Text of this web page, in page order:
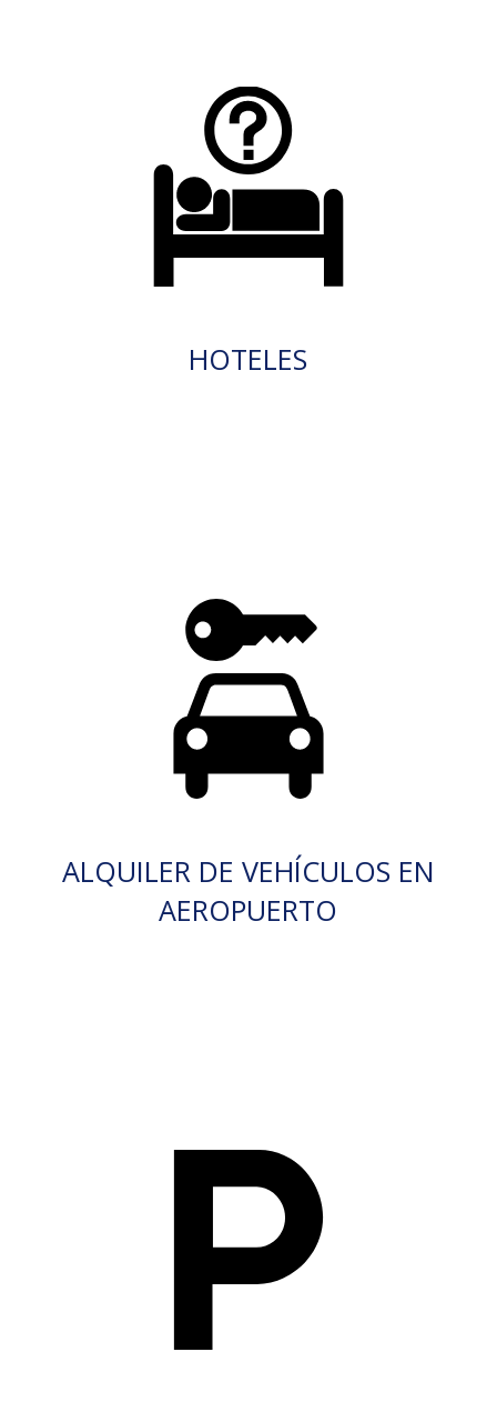
HOTELES
ALQUILER DE VEHÍCULOS EN
AEROPUERTO